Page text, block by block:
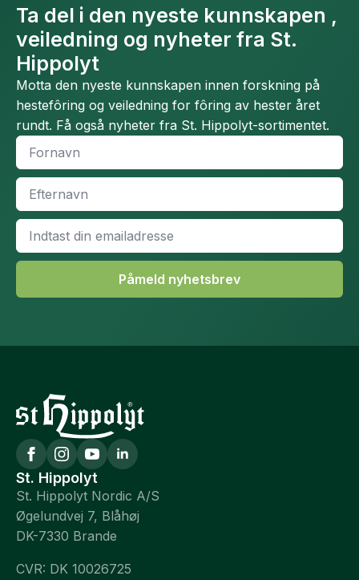
Ta del i den nyeste kunnskapen ,
veiledning og nyheter fra St.
Hippolyt
Motta den nyeste kunnskapen innen forskning på
hestefôring og veiledning for fôring av hester året
rundt. Få også nyheter fra St. Hippolyt-sortimentet.
Fornavn
Efternavn
Email
Påmeld nyhetsbrev
St. Hippolyt
St. Hippolyt Nordic A/S
Øgelundvej 7, Blåhøj
DK-7330 Brande
CVR: DK 10026725